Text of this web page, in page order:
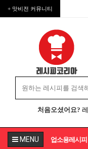
+ 맛비전 커뮤니티
처음오셨어요?
MENU 업소용레시피